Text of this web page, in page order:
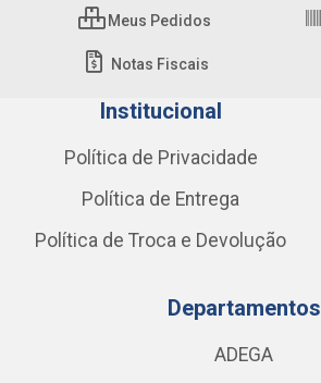
Meus Pedidos
Notas Fiscais
Institucional
Política de Privacidade
Política de Entrega
Política de Troca e Devolução
Departamentos
ADEGA